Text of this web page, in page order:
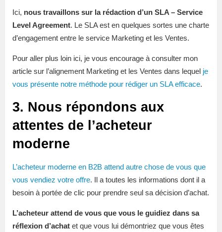
Ici, nous travaillons sur la rédaction d’un SLA – Service
Level Agreement. Le SLA est en quelques sortes une charte
d’engagement entre le service Marketing et les Ventes.
Pour aller plus loin ici, je vous encourage à consulter mon
article sur l’alignement Marketing et les Ventes dans lequel je
vous présente notre méthode pour rédiger un SLA efficace.
3. Nous répondons aux
attentes de l’acheteur
moderne
L’acheteur moderne en B2B attend autre chose de vous que
vous vendiez votre offre. Il a toutes les informations dont il a
besoin à portée de clic pour prendre seul sa décision d’achat.
L’acheteur attend de vous que vous le guidiez dans sa
réflexion d’achat et que vous lui démontriez que vous êtes